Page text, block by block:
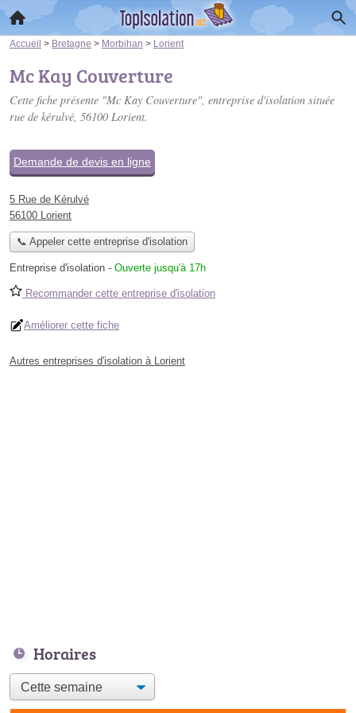
Accueil > Bretagne > Morbihan > Lorient
Mc Kay Couverture
Cette fiche présente "Mc Kay Couverture", entreprise d'isolation située
rue de kérulvé, 56100 Lorient.
Demande de devis en ligne
5 Rue de Kérulvé
56100 Lorient
📞 Appeler cette entreprise d'isolation
Entreprise d'isolation - Ouverte jusqu'à 17h
Recommander cette entreprise d'isolation
Améliorer cette fiche
Autres entreprises d'isolation à Lorient
Horaires